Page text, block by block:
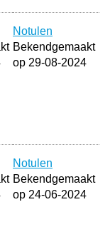
Notulen
Bekendgemaakt
op 29-08-2024
Notulen
Bekendgemaakt
op 24-06-2024